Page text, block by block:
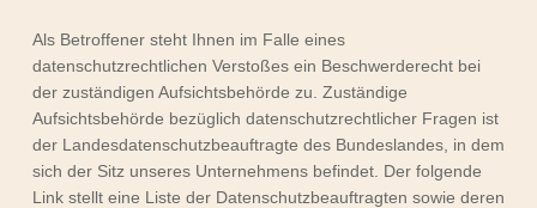
Als Betroffener steht Ihnen im Falle eines
datenschutzrechtlichen Verstoßes ein Beschwerderecht bei
der zuständigen Aufsichtsbehörde zu. Zuständige
Aufsichtsbehörde bezüglich datenschutzrechtlicher Fragen ist
der Landesdatenschutzbeauftragte des Bundeslandes, in dem
sich der Sitz unseres Unternehmens befindet. Der folgende
Link stellt eine Liste der Datenschutzbeauftragten sowie deren